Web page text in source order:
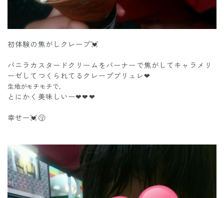
初体験の焦がしクレープ💓
バニラカスタードクリームをバーナーで焦がしてキャラメリ
ーゼしてつくられてるクレープブリュレ❤
生地がモチモチで、
とにかく美味しいー❤❤❤
幸せー💓😚